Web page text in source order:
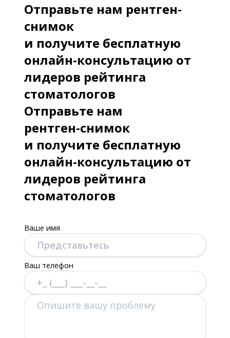
Отправьте нам рентген-
снимок
и получите бесплатную
онлайн-консультацию от
лидеров рейтинга
стоматологов
Отправьте нам
рентген-снимок
и получите бесплатную
онлайн-консультацию от
лидеров рейтинга
стоматологов
Ваше имя
Ваш телефон